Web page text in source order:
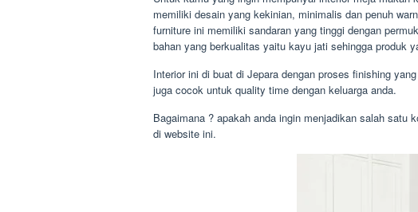
memiliki desain yang kekinian, minimalis dan penuh
furniture ini memiliki sandaran yang tinggi dengan
bahan yang berkualitas yaitu kayu jati sehingga produk
Interior ini di buat di Jepara dengan proses finishing
juga cocok untuk quality time dengan keluarga anda.
Bagaimana ? apakah anda ingin menjadikan salah satu
di website ini.